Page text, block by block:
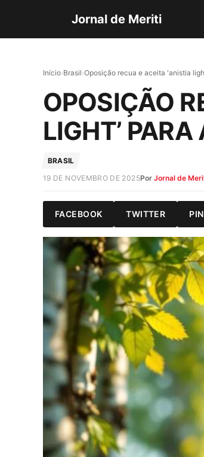
Jornal de Meriti
Início›Brasil›Oposição recua e aceita 'anistia
OPOSIÇÃO
LIGHT’
BRASIL
19 DE NOVEMBRO DE 2025Por Jornal de
FACEBOOK TWITTER